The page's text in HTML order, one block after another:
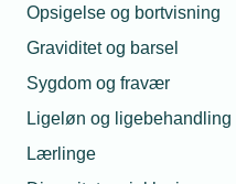
Opsigelse og bortvisning
Graviditet og barsel
Sygdom og fravær
Ligeløn og ligebehandling
Lærlinge